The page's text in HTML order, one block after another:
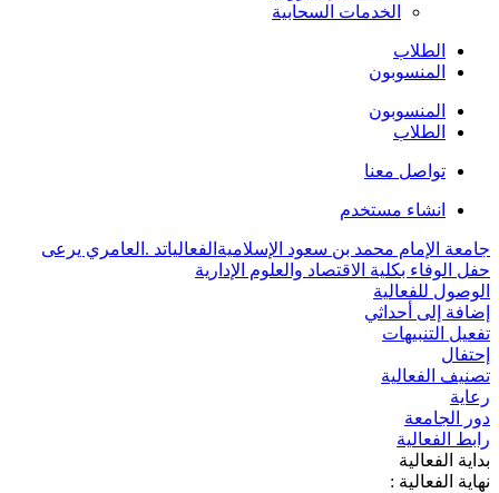
الخدمات السحابية
الطلاب
المنسوبون
المنسوبون
الطلاب
تواصل معنا
انشاء مستخدم
جامعة الإمام محمد بن سعود الإسلامية الفعالياتد .العامري يرعى
حفل الوفاء بكلية الاقتصاد والعلوم الإدارية
الوصول للفعالية
إضافة إلى أحداثي
تفعيل التنبيهات
إحتفال
تصنيف الفعالية
رعاية
دور الجامعة
رابط الفعالية
بداية الفعالية
نهاية الفعالية :